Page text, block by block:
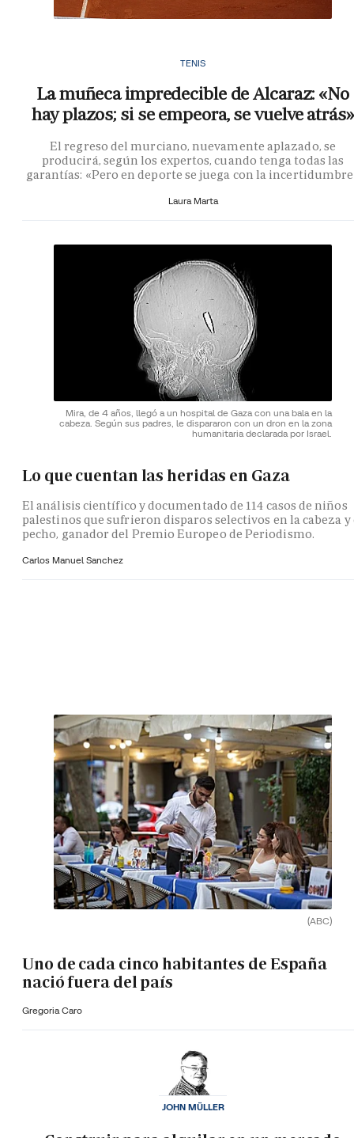
TENIS
La muñeca impredecible de Alcaraz: «No
hay plazos; si se empeora, se vuelve atrás»
El regreso del murciano, nuevamente aplazado, se
producirá, según los expertos, cuando tenga todas las
garantías: «Pero en deporte se juega con la
Laura Marta
Mira, de 4 años, llegó a un hospital de Gaza con una bala en la
cabeza. Según sus padres, le dispararon con un dron en la zona
humanitaria declarada por Israel.
Lo que cuentan las heridas en Gaza
El análisis científico y documentado de 114 casos de niños
palestinos que sufrieron disparos selectivos en la cabeza y
pecho, ganador del Premio Europeo de Periodismo.
Carlos Manuel Sanchez
(ABC)
Uno de cada cinco habitantes de España
nació fuera del país
Gregoria Caro
JOHN MÜLLER